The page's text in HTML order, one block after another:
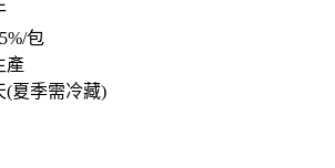
包
產
(夏季需冷藏)